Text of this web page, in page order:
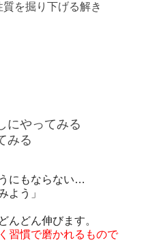
を掘り下げる解き
にやってみる
みる
にもならない…
よう」
んどん伸びます。
習慣で磨かれるもので